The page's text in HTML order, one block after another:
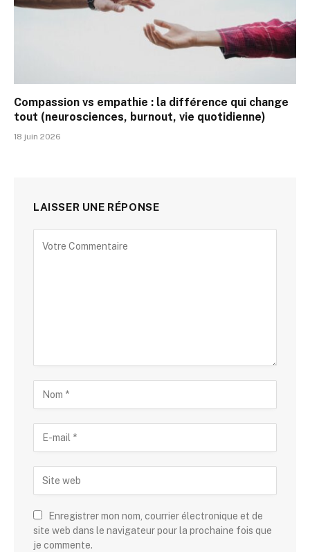
Compassion vs empathie : la différence qui change
tout (neurosciences, burnout, vie quotidienne)
18 juin 2026
LAISSER UNE RÉPONSE
Enregistrer mon nom, courrier électronique et de
site web dans le navigateur pour la prochaine fois que
je commente.